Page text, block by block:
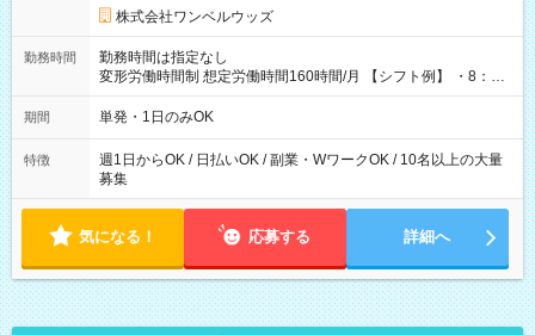
株式会社ワンベルウッズ
勤務時間
勤務時間は指定なし
変形労働時間制 想定労働時間160時間/月 【シフト例】 ・8：00
～21：00
期間 単発・1日のみOK
特徴
週1日からOK / 日払いOK / 副業・WワークOK / 10名以上の大量
募集
気になる！ 応募する 詳細へ